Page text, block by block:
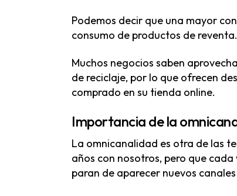
Podemos decir que una mayor
consumo de productos de reventa.
Muchos negocios saben
de reciclaje, por lo que ofrecen
comprado en su tienda online.
Importancia de la
La omnicanalidad es otra de las
años con nosotros, pero que
paran de aparecer nuevos
Productos y Servicios
Agencia PrestaShop
Soporte técnico PrestaShop
Agencia Shopify
Soporte y Mantenimiento Shopify